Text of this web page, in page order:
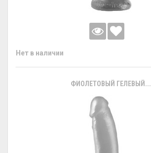
Нет в наличии
ФИОЛЕТОВЫЙ ГЕЛЕВЫЙ...